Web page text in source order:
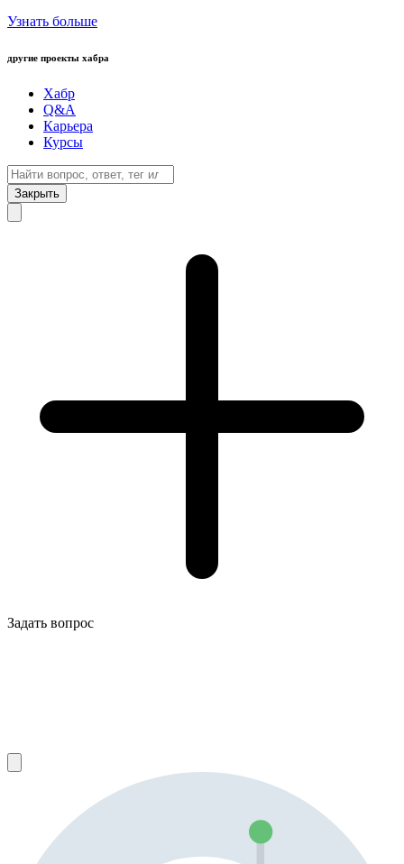
Узнать больше
другие проекты хабра
Хабр
Q&A
Карьера
Курсы
Закрыть
Задать вопрос